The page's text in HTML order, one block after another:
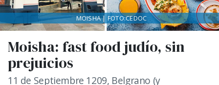
Moisha: fast food judío, sin
prejuicios
11 de Septiembre 1209, Belgrano (y
MOISHA | FOTO:CEDOC